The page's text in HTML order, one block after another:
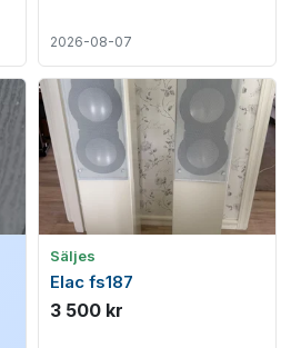
2026-08-07
Säljes
Elac fs187
3 500 kr